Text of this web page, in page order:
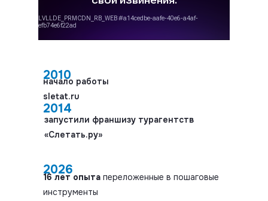
2010
2014
2026
начало работы
sletat.ru
запустили франшизу турагентств
«Слетать.ру»
16 лет опыта переложенные в пошаговые
инструменты